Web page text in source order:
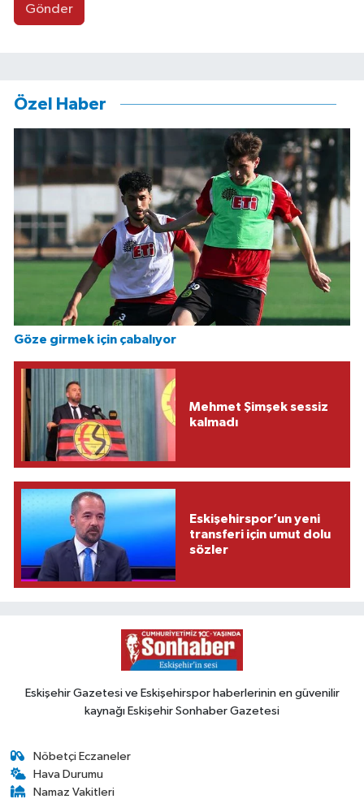
Gönder
Özel Haber
Göze girmek için çabalıyor
Mehmet Şimşek sessiz
kalmadı
Eskişehirspor’un yeni
transferi için umut dolu
sözler
Eskişehir Gazetesi ve Eskişehirspor haberlerinin en güvenilir
kaynağı Eskişehir Sonhaber Gazetesi
Nöbetçi Eczaneler
Hava Durumu
Namaz Vakitleri